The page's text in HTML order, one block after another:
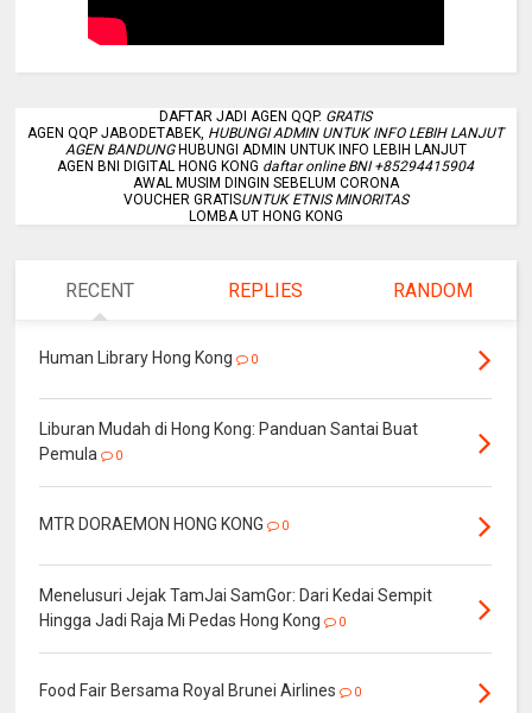
DAFTAR JADI AGEN QQP. GRATIS
AGEN QQP JABODETABEK, HUBUNGI ADMIN UNTUK INFO LEBIH LANJUT
AGEN BANDUNGHUBUNGI ADMIN UNTUK INFO LEBIH LANJUT
AGEN BNI DIGITAL HONG KONG daftar online BNI +85294415904
AWAL MUSIM DINGIN SEBELUM CORONA
VOUCHER GRATISUNTUK ETNIS MINORITAS
LOMBA UT HONG KONG
RECENT REPLIES RANDOM
Human Library Hong Kong 0
Liburan Mudah di Hong Kong: Panduan Santai Buat
Pemula
0
MTR DORAEMON HONG KONG 0
Menelusuri Jejak TamJai SamGor: Dari Kedai Sempit
Hingga Jadi Raja Mi Pedas Hong Kong
0
Food Fair Bersama Royal Brunei Airlines 0